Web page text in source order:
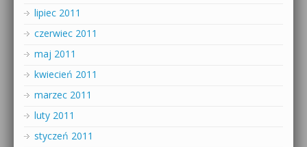
lipiec 2011
czerwiec 2011
maj 2011
kwiecień 2011
marzec 2011
luty 2011
styczeń 2011